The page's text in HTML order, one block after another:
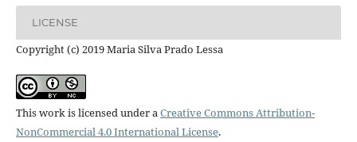
LICENSE
Copyright (c) 2019 Maria Silva Prado Lessa
This work is licensed under a Creative Commons Attribution-
NonCommercial 4.0 International License.